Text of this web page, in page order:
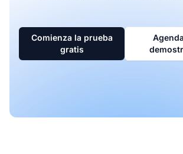
Comienza la prueba
gratis